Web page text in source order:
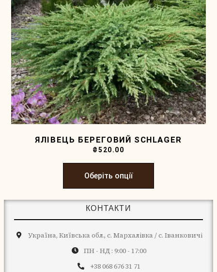
ЯЛІВЕЦЬ БЕРЕГОВИЙ SCHLAGER
₴520.00
Оберіть опції
КОНТАКТИ
Україна, Київська обл., с. Мархалівка / с. Іванковичі
ПН - НД : 9:00 - 17:00
+38 068 676 31 71